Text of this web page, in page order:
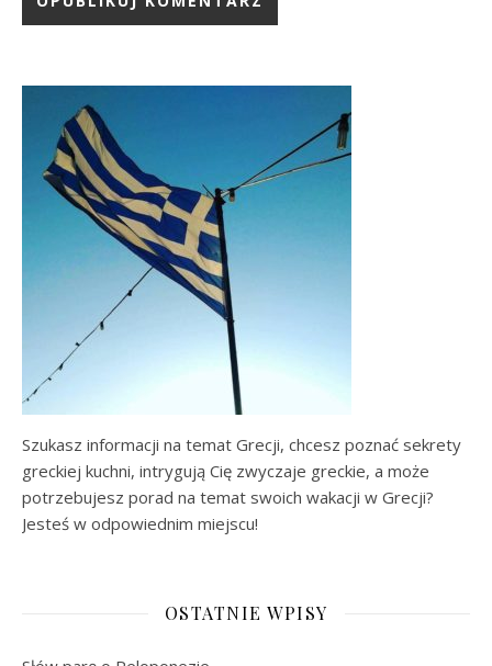
Szukasz informacji na temat Grecji, chcesz poznać sekrety
greckiej kuchni, intrygują Cię zwyczaje greckie, a może
potrzebujesz porad na temat swoich wakacji w Grecji?
Jesteś w odpowiednim miejscu!
OSTATNIE WPISY